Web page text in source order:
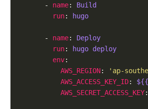
      -
name: Build
run: hugo
      -
name: Deploy
run:
hugo deploy
env
AWS_REGION:
'ap-
AWS_ACCESS_KEY_ID: ${{
AWS_SECRET_ACCESS_KEY: